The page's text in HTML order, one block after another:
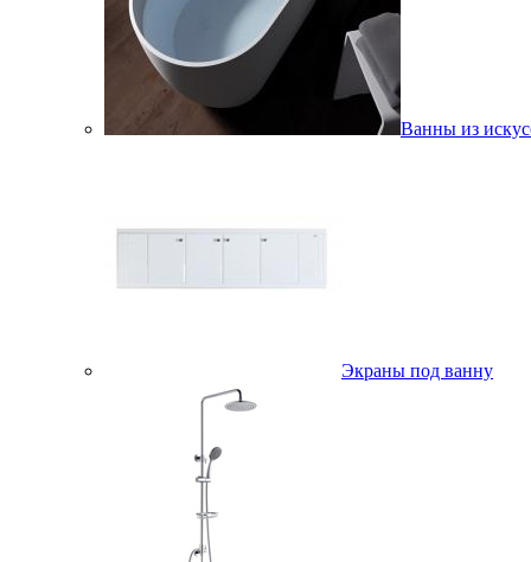
Ванны из
Экраны под ванну